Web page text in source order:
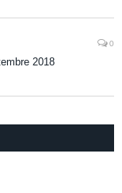
0
2018